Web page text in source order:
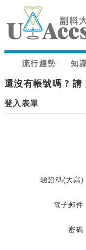
流行趨勢 知
還沒有帳號嗎 ? 請
登入表單
驗證碼(大寫)
電子郵件
密碼